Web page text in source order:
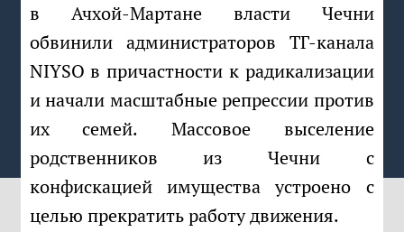
в Ачхой-Мартане власти Чечни
обвинили администраторов ТГ-канала
NIYSO в причастности к радикализации
и начали масштабные репрессии против
их семей. Массовое выселение
родственников из Чечни с
конфискацией имущества устроено с
целью прекратить работу движения.